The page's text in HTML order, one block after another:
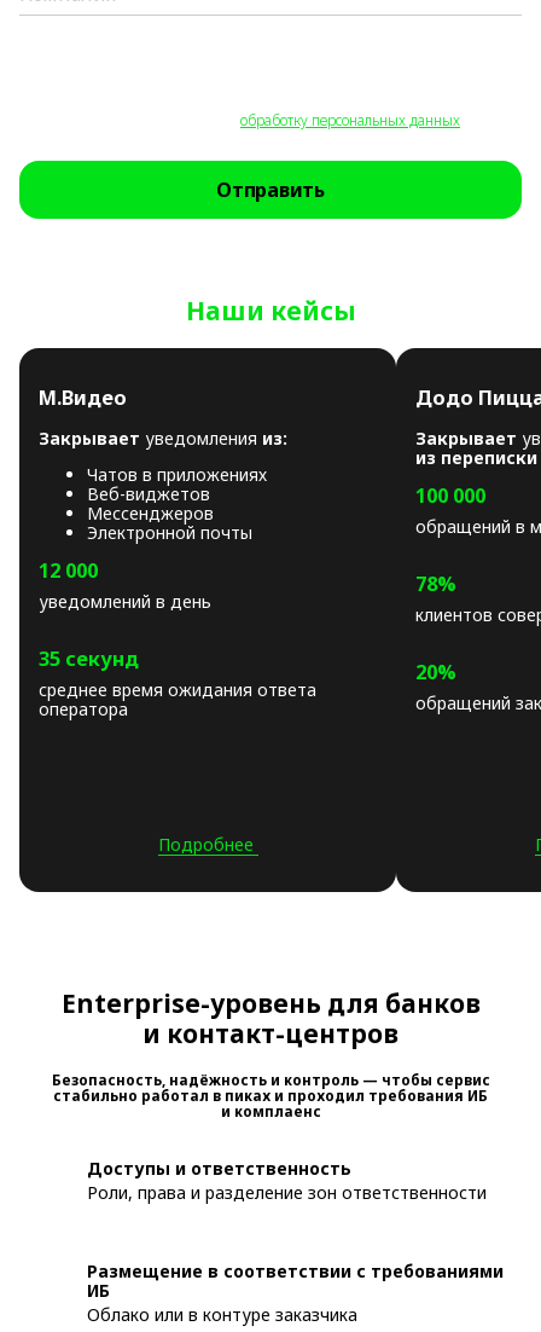
обработку персональных данных
Отправить
Наши кейсы
М.Видео
Закрывает уведомления из:
Чатов в приложениях
Веб-виджетов
Мессенджеров
Электронной почты
12 000
уведомлений в день
35 секунд
среднее время ожидания ответа
оператора
Подробнее
Додо
Закрывает
из
100 000
обращений в
78%
клиентов
20%
обращений
Enterprise-уровень для банков
и контакт-центров
Безопасность, надёжность и контроль — чтобы сервис
стабильно работал в пиках и проходил требования ИБ
и комплаенс
Доступы и ответственность
Роли, права и разделение зон ответственности
Размещение в соответствии с требованиями
ИБ
Облако или в контуре заказчика